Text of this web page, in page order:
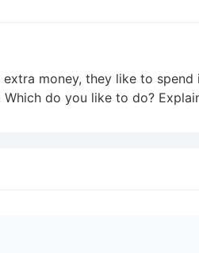
money, they like to
do you like to do?